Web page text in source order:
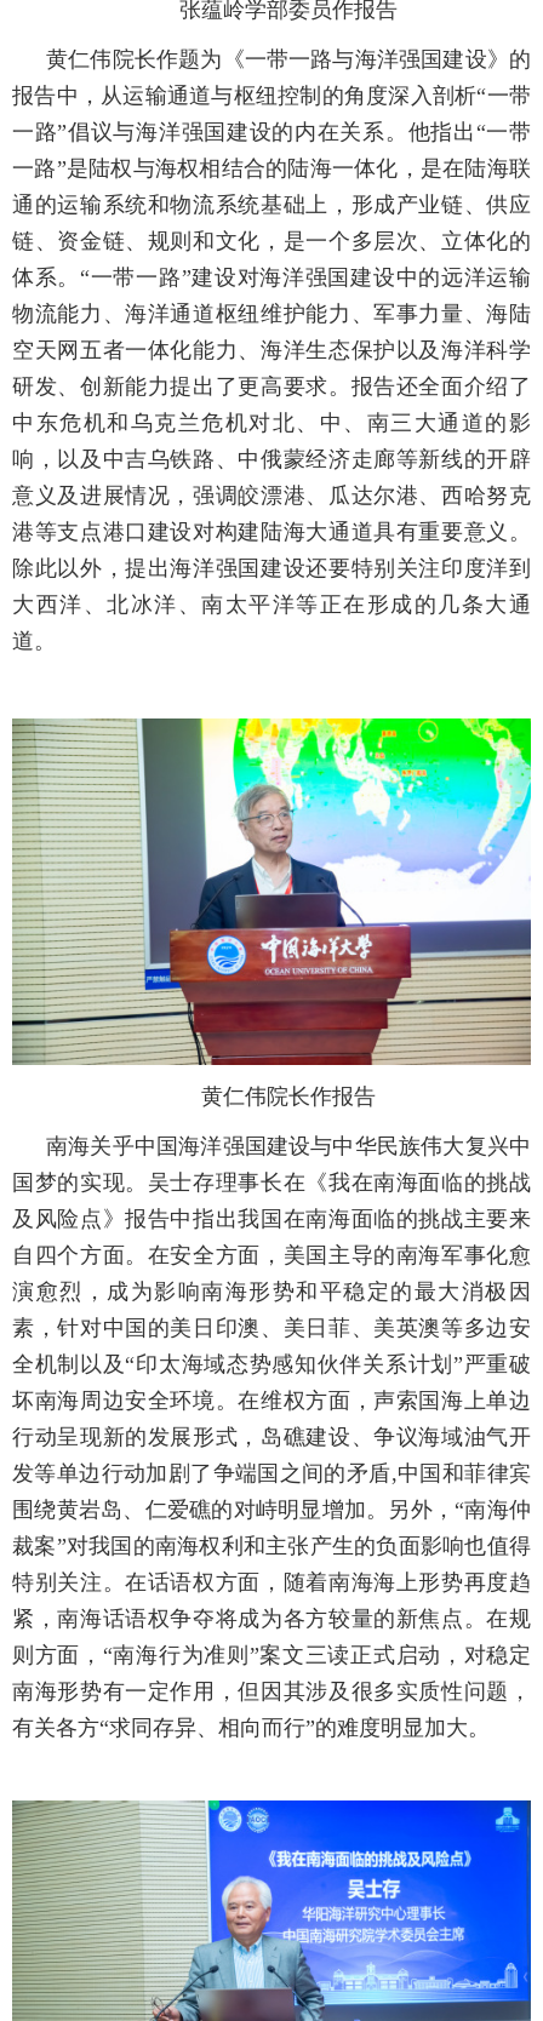
张蕴岭学部委员作报告
黄仁伟院长作题为《一带一路与海洋强国建设》的
报告中，从运输通道与枢纽控制的角度深入剖析“一带
一路”倡议与海洋强国建设的内在关系。他指出“一带
一路”是陆权与海权相结合的陆海一体化，是在陆海联
通的运输系统和物流系统基础上，形成产业链、供应
链、资金链、规则和文化，是一个多层次、立体化的
体系。“一带一路”建设对海洋强国建设中的远洋运输
物流能力、海洋通道枢纽维护能力、军事力量、海陆
空天网五者一体化能力、海洋生态保护以及海洋科学
研发、创新能力提出了更高要求。报告还全面介绍了
中东危机和乌克兰危机对北、中、南三大通道的影
响，以及中吉乌铁路、中俄蒙经济走廊等新线的开辟
意义及进展情况，强调皎漂港、瓜达尔港、西哈努克
港等支点港口建设对构建陆海大通道具有重要意义。
除此以外，提出海洋强国建设还要特别关注印度洋到
大西洋、北冰洋、南太平洋等正在形成的几条大通
道。
黄仁伟院长作报告
南海关乎中国海洋强国建设与中华民族伟大复兴中
国梦的实现。吴士存理事长在《我在南海面临的挑战
及风险点》报告中指出我国在南海面临的挑战主要来
自四个方面。在安全方面，美国主导的南海军事化愈
演愈烈，成为影响南海形势和平稳定的最大消极因
素，针对中国的美日印澳、美日菲、美英澳等多边安
全机制以及 “印太海域态势感知伙伴关系计划”严重破
坏南海周边安全环境。在维权方面，声索国海上单边
行动呈现新的发展形式，岛礁建设、争议海域油气开
发等单边行动加剧了争端国之间的矛盾,中国和菲律宾
围绕黄岩岛、仁爱礁的对峙明显增加。另外，“南海仲
裁案”对我国的南海权利和主张产生的负面影响也值得
特别关注。在话语权方面，随着南海海上形势再度趋
紧，南海话语权争夺将成为各方较量的新焦点。在规
则方面，“南海行为准则”案文三读正式启动，对稳定
南海形势有一定作用，但因其涉及很多实质性问题，
有关各方“求同存异、相向而行”的难度明显加大。